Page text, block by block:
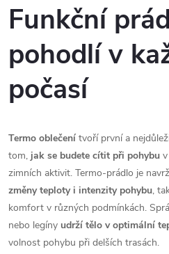
v
l
á
d
a
c
í
p
r
Funkční
pohodlí v
počasí
Termo oblečení tvoří první a
tom, jak se budete cítit při pohybu
zimních aktivit. Termo-prádlo je
změny teploty i intenzity pohybu,
komfort v různých podmínkách.
nebo legíny udrží tělo v optimální
volnost pohybu při delších trasách.